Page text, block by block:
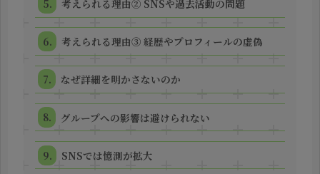
考えられる理由② SNSや過去活動の問題
考えられる理由③ 経歴やプロフィールの虚偽
なぜ詳細を明かさないのか
グループへの影響は避けられない
SNSでは憶測が拡大